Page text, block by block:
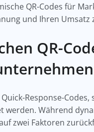
QR-Codes für
und Ihren Umsatz
QR-
Response-
Während
zwei Faktoren